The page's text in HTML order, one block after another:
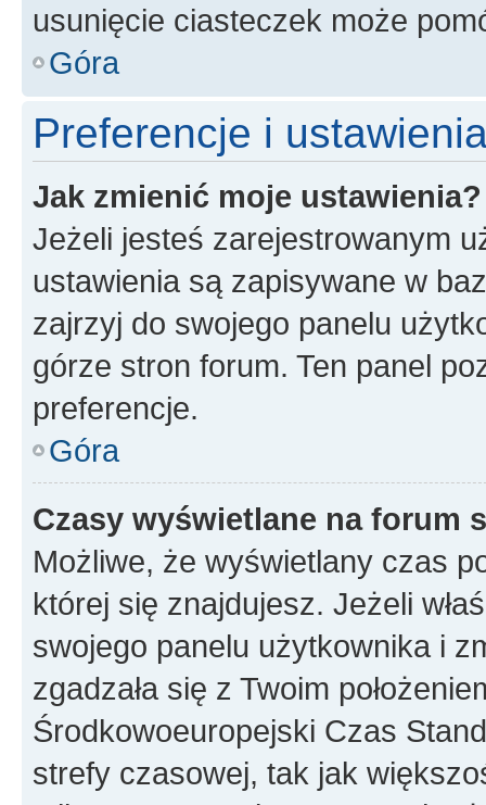
usunięcie ciasteczek może
Góra
Preferencje i
Jak zmienić moje ustawienia?
Jeżeli jesteś zarejestrowanym
ustawienia są zapisywane w
zajrzyj do swojego panelu
górze stron forum. Ten panel
preferencje.
Góra
Czasy wyświetlane na forum
Możliwe, że wyświetlany czas
której się znajdujesz. Jeżeli
swojego panelu użytkownika i
zgadzała się z Twoim
Środkowoeuropejski Czas
strefy czasowej, tak jak